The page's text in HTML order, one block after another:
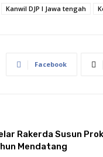
Kanwil DJP I Jawa tengah
Facebook
Rakerda Susun
Mendatang